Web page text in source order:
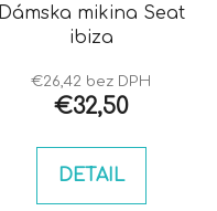
Dámska mikina Seat
ibiza
€26,42 bez DPH
€32,50
DETAIL